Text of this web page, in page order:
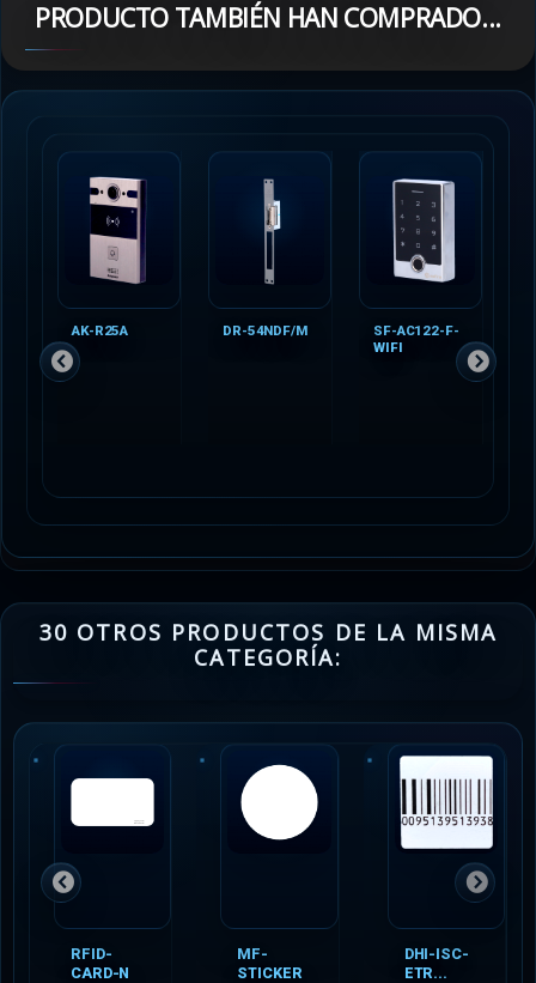
PRODUCTO TAMBIÉN HAN COMPRADO...
AK-R25A DR-54NDF/M
SF-AC122-F-
WIFI
30 OTROS PRODUCTOS DE LA MISMA
CATEGORÍA:
RFID-
CARD-N
MF-
STICKER
DHI-ISC-
ETR...